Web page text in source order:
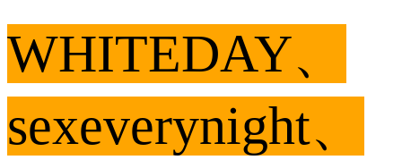
WHITEDAY、
sexeverynight、